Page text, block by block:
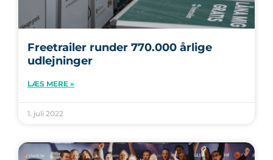
Freetrailer runder 770.000 årlige
udlejninger
LÆS MERE »
1. juli 2022